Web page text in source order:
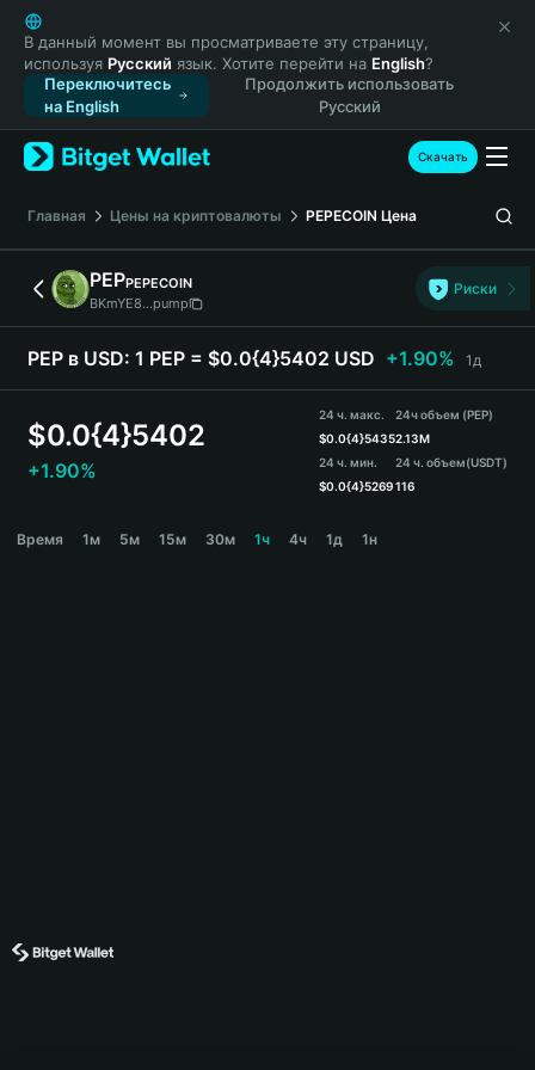
English
日本語
Tiếng Việt
Русский
Español (Latinoamérica)
Türkçe
Français
Deutsch
简体中文
繁體中文
Português (Portugal)
Bahasa Indonesia
ภาษาไทย
Español
Español (Argentina)
В данный момент вы просматриваете эту страницу,
используя Русский язык. Хотите перейти на English?
Переключитесь
на English
Продолжить использовать
Русский
Скачать
Главная Цены на криптовалюты PEPECOIN Цена
PEPPEPECOIN
BKmYE8...pump
Риски
PEP в USD: 1 PEP = $0.0{4}5402 USD +1.90% 1д
$0.0{4}5402
+1.90%
24 ч. макс.
$0.0{4}5435
24 ч. мин.
$0.0{4}5269
24ч объем (PEP)
2.13M
24 ч. объем(USDT)
116
Время 1м 5м 15м 30м 1ч 4ч 1д 1н